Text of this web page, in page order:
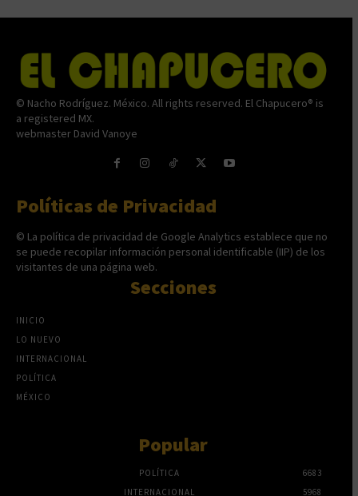
© Nacho Rodríguez. México. All rights reserved. El Chapucero® is
a registered MX.
webmaster David Vanoye
Políticas de Privacidad
© La política de privacidad de Google Analytics establece que no
se puede recopilar información personal identificable (IIP) de los
visitantes de una página web.
Secciones
INICIO
LO NUEVO
INTERNACIONAL
POLÍTICA
MÉXICO
Popular
POLÍTICA
6683
INTERNACIONAL
5968